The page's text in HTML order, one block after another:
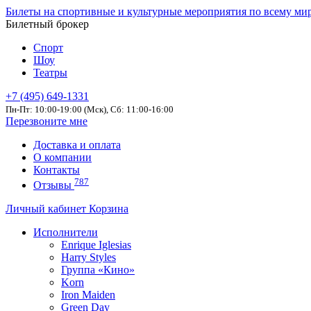
Билеты на спортивные и культурные мероприятия по всему
Билетный брокер
Спорт
Шоу
Театры
+7 (495) 649-1331
Пн-Пт: 10:00-19:00 (Мск), Сб: 11:00-16:00
Перезвоните мне
Доставка и оплата
О компании
Контакты
Отзывы 787
Личный кабинет Корзина
Исполнители
Enrique Iglesias
Harry Styles
Группа «Кино»
Korn
Iron Maiden
Green Day